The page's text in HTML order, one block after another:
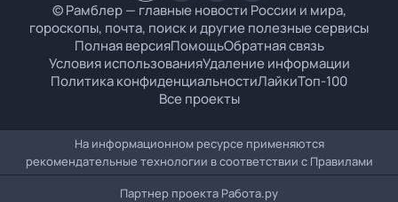
© Рамблер — главные новости России и мира,
гороскопы, почта, поиск и другие полезные сервисы
Полная версияПомощьОбратная связь
Условия использованияУдаление информации
Политика конфиденциальностиЛайкиТоп-100
Все проекты
На информационном ресурсе применяются
рекомендательные технологии в соответствии с Правилами
Партнер проекта Работа.ру